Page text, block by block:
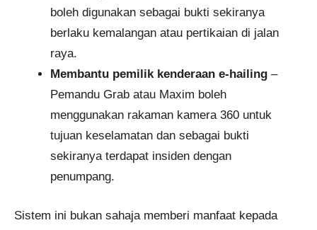
boleh digunakan sebagai bukti sekiranya
berlaku kemalangan atau pertikaian di jalan
raya.
Membantu pemilik kenderaan e-hailing –
Pemandu Grab atau Maxim boleh
menggunakan rakaman kamera 360 untuk
tujuan keselamatan dan sebagai bukti
sekiranya terdapat insiden dengan
penumpang.
Sistem ini bukan sahaja memberi manfaat kepada